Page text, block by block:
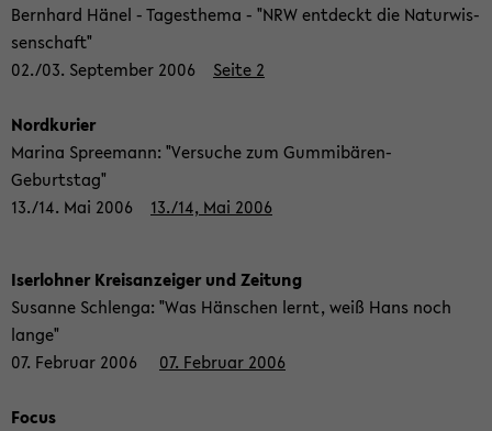
Bern­hard Hänel - Ta­ges­the­ma - "NRW ent­deckt die Na­tur­wis­
sen­schaft"
02./03. Sep­tem­ber 2006 Seite 2
Nord­ku­rier
Ma­ri­na Spree­mann: "Ver­su­che zum Gummibären-​
Geburtstag"
13./14. Mai 2006 13./14, Mai 2006
Iser­loh­ner Kreis­an­zei­ger und Zei­tung
Su­san­ne Schlen­ga: "Was Häns­chen lernt, weiß Hans noch
lange"
07. Fe­bru­ar 2006 07. Fe­bru­ar 2006
Focus